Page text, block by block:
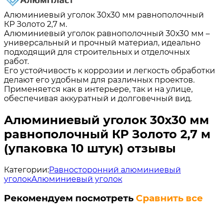
Алюминиевый уголок 30х30 мм равнополочный
КР Золото 2,7 м.
Алюминиевый уголок равнополочный 30х30 мм –
универсальный и прочный материал, идеально
подходящий для строительных и отделочных
работ.
Его устойчивость к коррозии и легкость обработки
делают его удобным для различных проектов.
Применяется как в интерьере, так и на улице,
обеспечивая аккуратный и долговечный вид.
Алюминиевый уголок 30х30 мм
равнополочный КР Золото 2,7 м
(упаковка 10 штук) отзывы
Категории:Равносторонний алюминиевый
уголокАлюминиевый уголок
Рекомендуем посмотреть Сравнить все